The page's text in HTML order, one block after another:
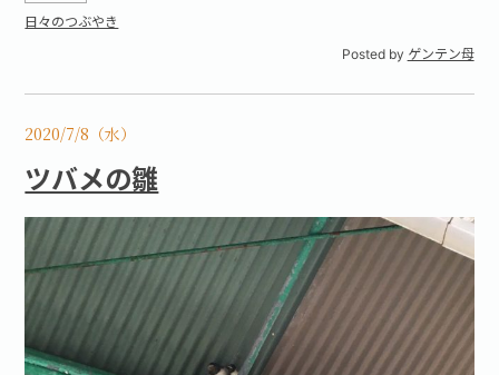
日々のつぶやき
Posted by ゲンテン母
2020/7/8（水）
ツバメの雛